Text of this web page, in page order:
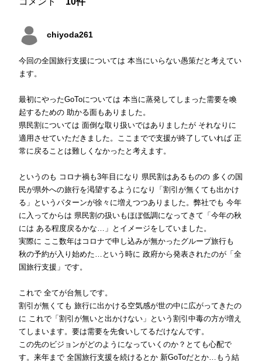
chiyoda261
今回の全国旅行支援については 本当にいらない愚策だと考えてい
ます。
最初にやったGoToについては 本当に蒸発してしまった需要を喚
起するための 助かる面もありました。
県民割については 面倒な取り扱いではありましたが それなりに
適用させていただきました。ここまでで支援が終了していれば 正
常に戻ることは難しくなかったと考えます。
というのも コロナ禍も3年目になり 県民割はあるものの 多くの国
民が県外への旅行を渇望するようになり「割引が無くても出かけ
る」というパターンが徐々に増えつつありました。弊社でも 今年
に入ってからは 県民割の扱いもほぼ低調になってきて「今年の秋
には ある程度戻るかな…」とイメージをしていました。
実際に ここ数年はコロナで申し込みが無かったグループ旅行も
秋の予約が入り始めた…という時に 政府から発表されたのが「全
国旅行支援」です。
これで 全てが台無しです。
割引が無くても 旅行に出かける空気感が世の中に広がってきたの
に これで「割引が無いと出かけない」という割引中毒の方が増え
てしまいます。要は需要を先食いしてるだけなんです。
この先のビジョンがどのようになっていくのか？とても心配で
す。来年まで 全国旅行支援を続けるとか 新GoToだとか…もう結